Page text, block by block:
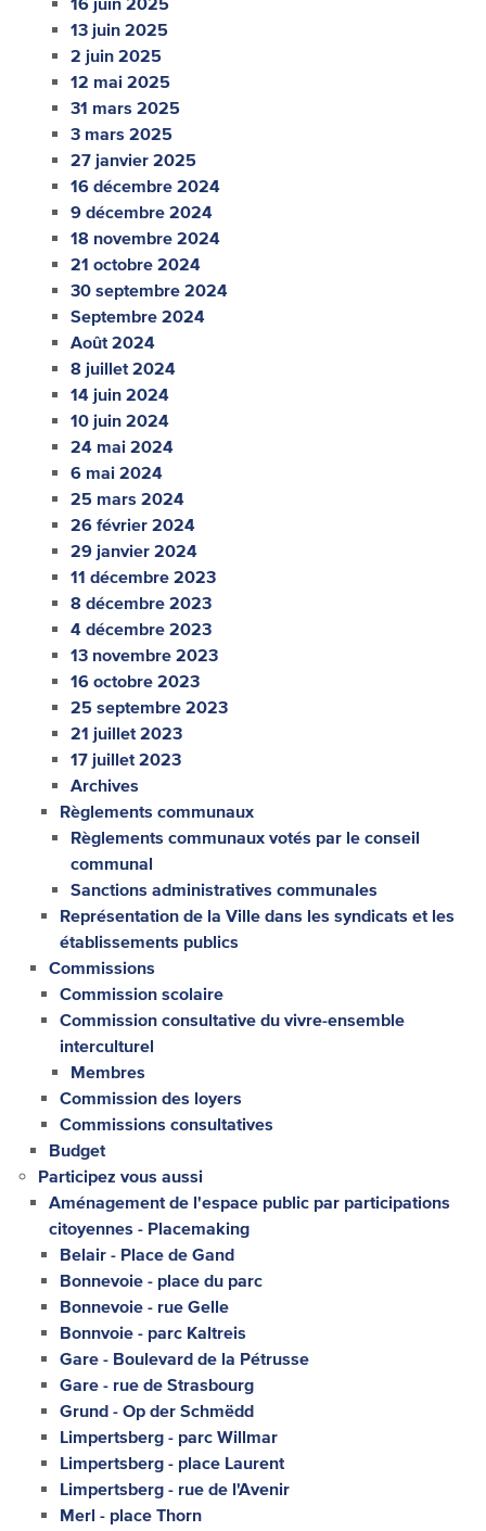
13 juin 2025
2 juin 2025
12 mai 2025
31 mars 2025
3 mars 2025
27 janvier 2025
16 décembre 2024
9 décembre 2024
18 novembre 2024
21 octobre 2024
30 septembre 2024
Septembre 2024
Août 2024
8 juillet 2024
14 juin 2024
10 juin 2024
24 mai 2024
6 mai 2024
25 mars 2024
26 février 2024
29 janvier 2024
11 décembre 2023
8 décembre 2023
4 décembre 2023
13 novembre 2023
16 octobre 2023
25 septembre 2023
21 juillet 2023
17 juillet 2023
Archives
Règlements communaux
Règlements communaux votés par le conseil
communal
Sanctions administratives communales
Représentation de la Ville dans les syndicats et les
établissements publics
Commissions
Commission scolaire
Commission consultative du vivre-ensemble
interculturel
Membres
Commission des loyers
Commissions consultatives
Budget
Participez vous aussi
Aménagement de l'espace public par participations
citoyennes - Placemaking
Belair - Place de Gand
Bonnevoie - place du parc
Bonnevoie - rue Gelle
Bonnvoie - parc Kaltreis
Gare - Boulevard de la Pétrusse
Gare - rue de Strasbourg
Grund - Op der Schmëdd
Limpertsberg - parc Willmar
Limpertsberg - place Laurent
Limpertsberg - rue de l'Avenir
Merl - place Thorn